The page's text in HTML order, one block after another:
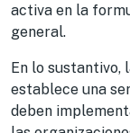
activa en la
general.
En lo sustantivo,
establece una
deben